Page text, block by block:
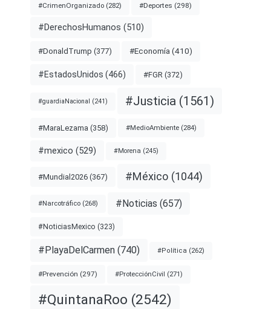
#CrimenOrganizado (282) #Deportes (298)
#DerechosHumanos (510)
#DonaldTrump (377) #Economía (410)
#EstadosUnidos (466) #FGR (372)
#guardiaNacional (241) #Justicia (1561)
#MaraLezama (358) #MedioAmbiente (284)
#mexico (529) #Morena (245)
#Mundial2026 (367) #México (1044)
#Narcotráfico (268) #Noticias (657)
#NoticiasMexico (323)
#PlayaDelCarmen (740) #Política (262)
#Prevención (297) #ProtecciónCivil (271)
#QuintanaRoo (2542)